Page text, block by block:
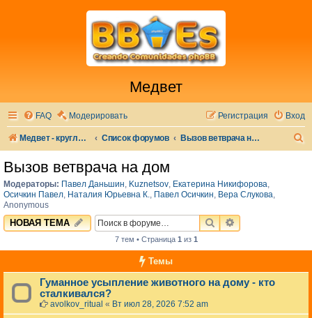
Медвет
FAQ Модерировать Вход
Регистрация
Медвет - круглосуточная ветеринарная клиника в Москве Список форумов Вызов ветврача на дом
Вызов ветврача на дом
Модераторы: Павел Даньшин, Kuznetsov, Екатерина Никифорова,
Осичкин Павел, Наталия Юрьевна К., Павел Осичкин, Вера Слукова,
Anonymous
НОВАЯ ТЕМА ПОИСКРАСШИРЕННЫЙ
7 тем • Страница 1из 1
Темы
Гуманное усыпление животного на дому - кто
сталкивался?
avolkov_ritual « Вт июл 28, 2026 7:52 am